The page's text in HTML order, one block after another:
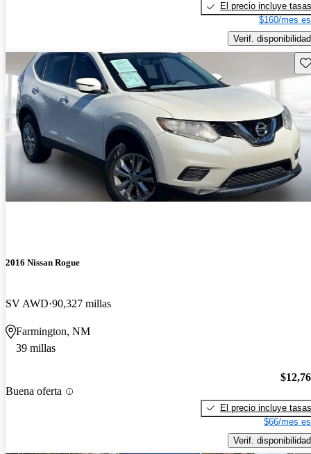
El precio incluye tasas
$160/mes
Verif. disponibilidad
2016 Nissan Rogue
SV AWD 90,327 millas
Farmington, NM
39 millas
Buena oferta
El precio incluye tasas
$66/mes
Verif. disponibilidad